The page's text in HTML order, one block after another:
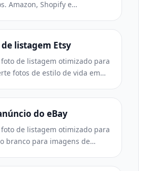
Amazon, Shopify e
de produtos limpas e
que podem ser convertidas.
listagem Etsy
de listagem otimizado para
fotos de estilo de vida em
de produtos feitos à
às diretrizes de imagem da
do eBay
de listagem otimizado para
branco para imagens de
e layouts de vários ângulos